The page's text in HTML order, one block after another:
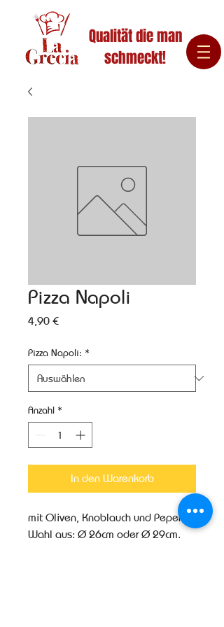
Qualität die man
schmeckt!
Pizza Napoli
4,90 €Preis
Pizza Napoli: *
Anzahl *
In den Warenkorb
mit Oliven, Knoblauch und Peperoni
Wahl aus: Ø 26cm oder Ø 29cm.